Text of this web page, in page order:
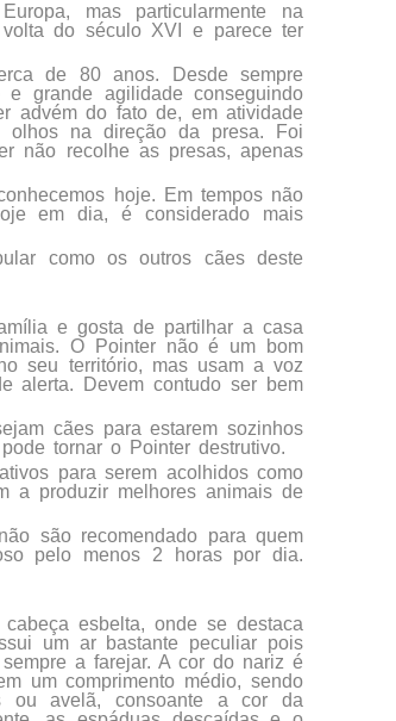
mas particularmente na
do século XVI e parece ter
de 80 anos. Desde sempre
grande agilidade conseguindo
advém do fato de, em atividade
na direção da presa. Foi
não recolhe as presas, apenas
hoje. Em tempos não
em dia, é considerado mais
como os outros cães deste
e gosta de partilhar a casa
O Pointer não é um bom
seu território, mas usam a voz
alerta. Devem contudo ser bem
cães para estarem sozinhos
tornar o Pointer destrutivo.
para serem acolhidos como
a produzir melhores animais de
são recomendado para quem
pelo menos 2 horas por dia.
esbelta, onde se destaca
um ar bastante peculiar pois
a farejar. A cor do nariz é
um comprimento médio, sendo
ou avelã, consoante a cor da